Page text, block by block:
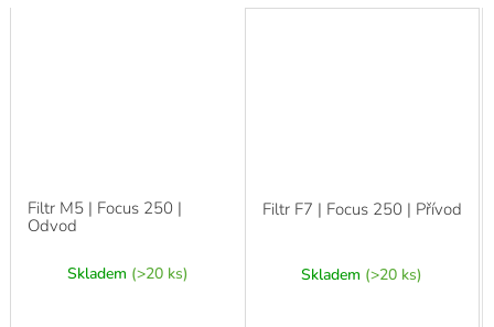
Filtr M5 | Focus 250 |
Odvod
Skladem (>20 ks)
Filtr F7 | Focus 250 | Přívod
Skladem (>20 ks)